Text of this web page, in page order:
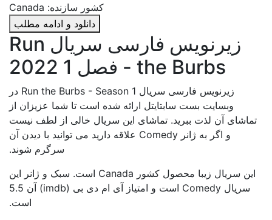
کشور سازنده: Canada
دانلود و ادامه مطلب
زیرنویس فارسی سریال Run
the Burbs - فصل 1 2022
زیرنویس فارسی سریال Run the Burbs - Season 1 در
وبسایت بست سابتایتل ارائه شده است تا شما عزیزان از
تماشای آن لذت ببرید. تماشای این سریال خالی از لطف نیست
و اگر به ژانر Comedy علاقه دارید می توانید با دیدن آن
سرگرم شوند.
این سریال زیبا محصول کشور Canada است. سبک و ژانر این
سریال Comedy است و امتیاز آی ام دی بی (imdb) آن 5.5
است.